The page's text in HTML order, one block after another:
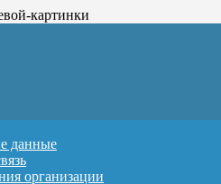
данные
организации